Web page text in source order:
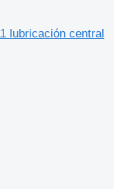
lubricación central